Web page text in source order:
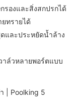
รองและสิ่งสกปรกได้
ทรายได้
และประหยัดน้ำล้าง
ล์วหลายพอร์ตแบบ